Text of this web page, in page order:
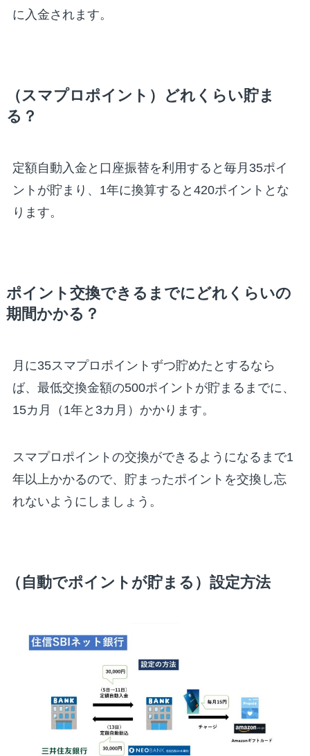
に入金されます。
（スマプロポイント）どれくらい貯ま
る？
定額自動入金と口座振替を利用すると毎月35ポイ
ントが貯まり、1年に換算すると420ポイントとな
ります。
ポイント交換できるまでにどれくらいの
期間かかる？
月に35スマプロポイントずつ貯めたとするなら
ば、最低交換金額の500ポイントが貯まるまでに、
15カ月（1年と3カ月）かかります。
スマプロポイントの交換ができるようになるまで1
年以上かかるので、貯まったポイントを交換し忘
れないようにしましょう。
（自動でポイントが貯まる）設定方法